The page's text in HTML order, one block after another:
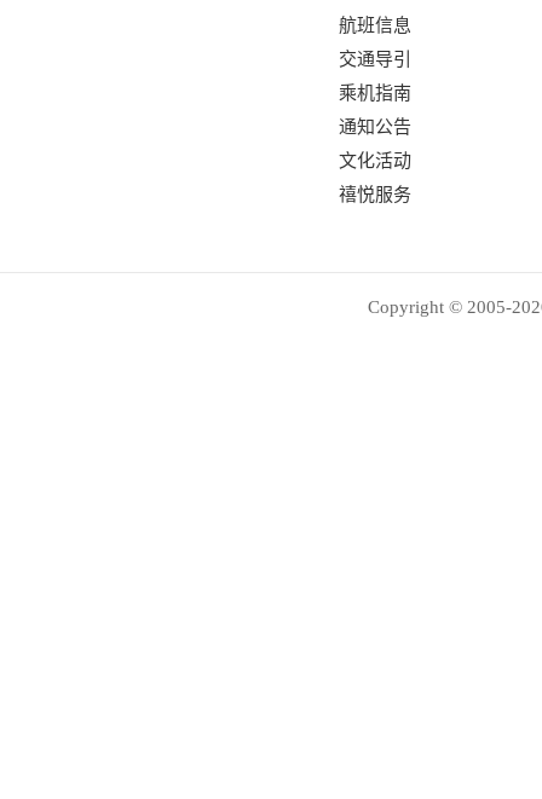
航班信息
交通导引
乘机指南
通知公告
文化活动
禧悦服务
Copyright © 2005-